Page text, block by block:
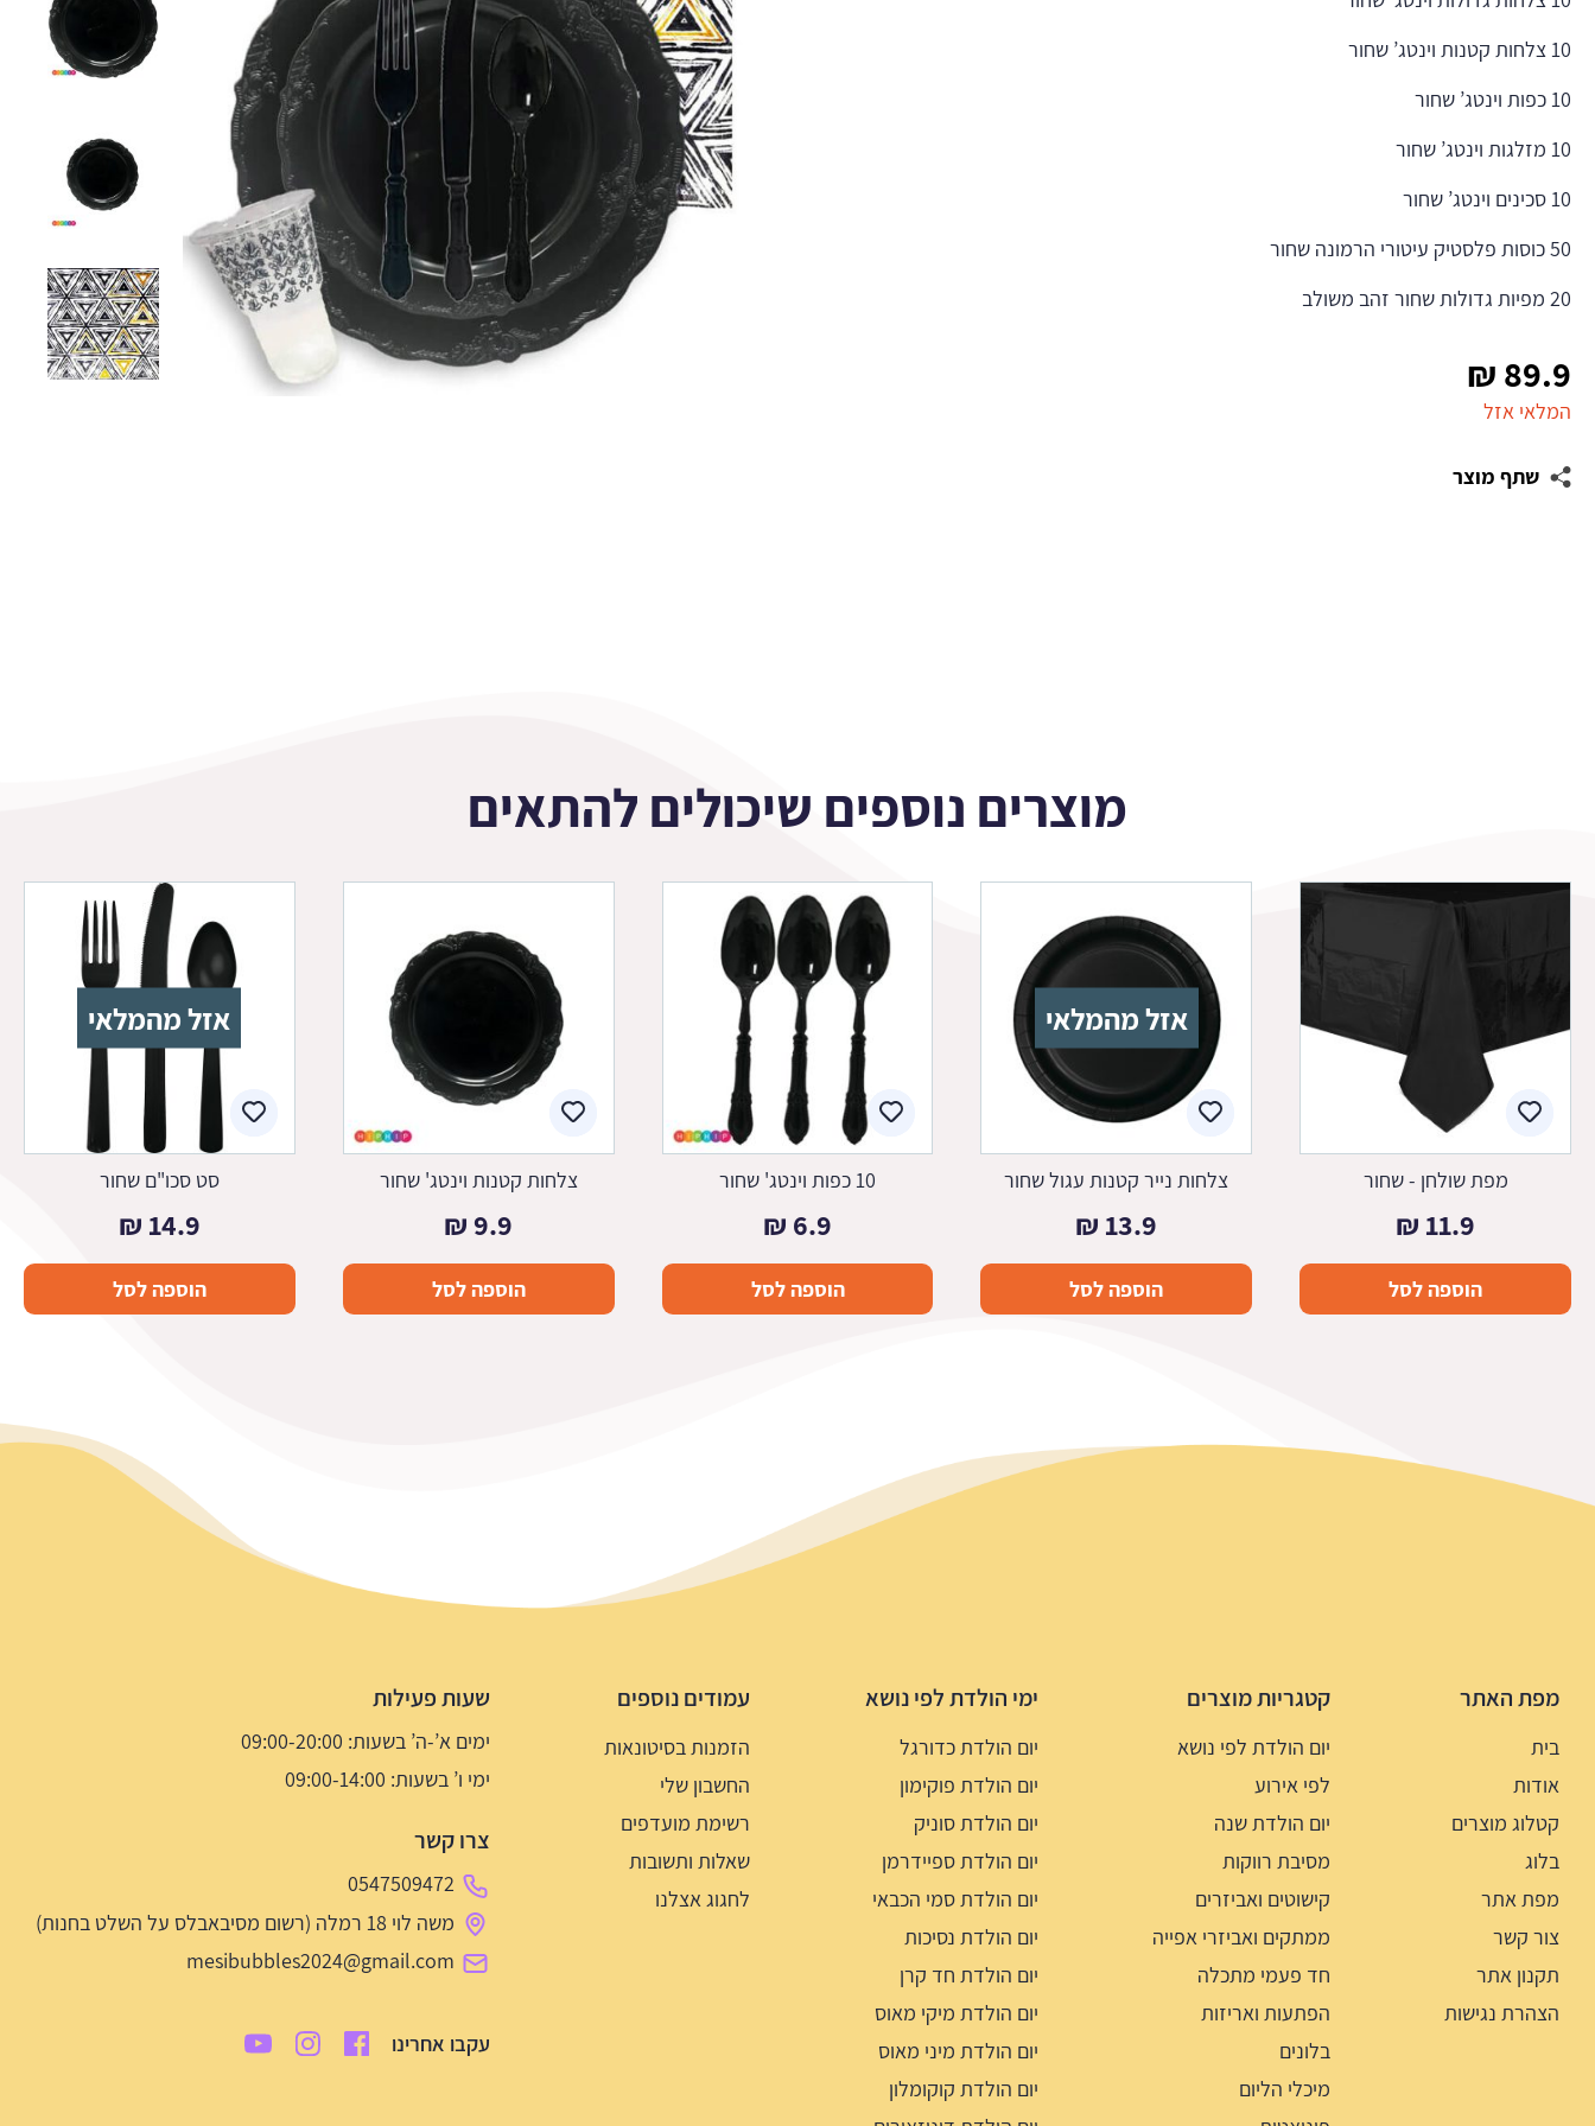
10 צלחות קטנות וינטג’ שחור
10 כפות וינטג’ שחור
10 מזלגות וינטג’ שחור
10 סכינים וינטג’ שחור
50 כוסות פלסטיק עיטורי הרמונה שחור
20 מפיות גדולות שחור זהב משולב
89.9
₪
המלאי אזל
שתף מוצר
מוצרים נוספים שיכולים להתאים
מפת שולחן - שחור
11.9
₪
הוספה לסל
אזל מהמלאי
צלחות נייר קטנות עגול שחור
13.9
₪
הוספה לסל
10 כפות וינטג' שחור
6.9
₪
הוספה לסל
צלחות קטנות וינטג' שחור
9.9
₪
הוספה לסל
אזל מהמלאי
סט סכו"ם שחור
14.9
₪
הוספה לסל
מפת האתר
בית
אודות
קטלוג מוצרים
בלוג
מפת אתר
צור קשר
תקנון אתר
הצהרת נגישות
קטגריות מוצרים
יום הולדת לפי נושא
לפי אירוע
יום הולדת שנה
מסיבת רווקות
קישוטים ואביזרים
ממתקים ואביזרי אפייה
חד פעמי מתכלה
הפתעות ואריזות
בלונים
מיכלי הליום
ימי הולדת לפי נושא
יום הולדת כדורגל
יום הולדת פוקימון
יום הולדת סוניק
יום הולדת ספיידרמן
יום הולדת סמי הכבאי
יום הולדת נסיכות
יום הולדת חד קרן
יום הולדת מיקי מאוס
יום הולדת מיני מאוס
יום הולדת קוקומלון
עמודים נוספים
הזמנות בסיטונאות
החשבון שלי
רשימת מועדפים
שאלות ותשובות
לחגוג אצלנו
שעות פעילות
ימים א’-ה’ בשעות: 09:00-20:00
ימי ו’ בשעות: 09:00-14:00
צרו קשר
0547509472
משה לוי 18 רמלה (רשום מסיבאבלס על השלט בחנות)
mesibubbles2024@gmail.com
עקבו אחרינו